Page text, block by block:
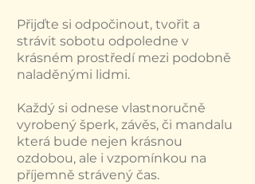
Přijďte si odpočinout, tvořit a
strávit sobotu odpoledne v
krásném prostředí mezi podobně
naladěnými lidmi.
Každý si odnese vlastnoručně
vyrobený šperk, závěs, či mandalu
která bude nejen krásnou
ozdobou, ale i vzpomínkou na
příjemně strávený čas.